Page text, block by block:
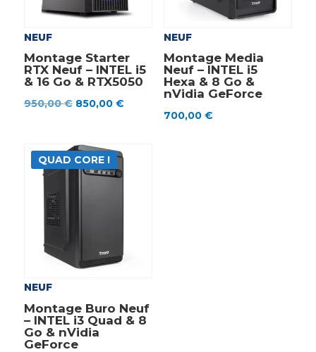
NEUF
Montage Starter
RTX Neuf – INTEL i5
& 16 Go & RTX5050
950,00€ Le
était :
950,00 €.
850,00 €Le
est :
NEUF
Montage Media
Neuf – INTEL i5
Hexa & 8 Go &
nVidia GeForce
700,00 €
QUAD CORE !
NEUF
Montage Buro Neuf
– INTEL i3 Quad & 8
Go & nVidia
GeForce